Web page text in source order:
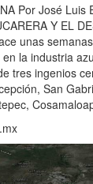
Por José Luis
Y EL
unas
la industria
tres ingenios
San